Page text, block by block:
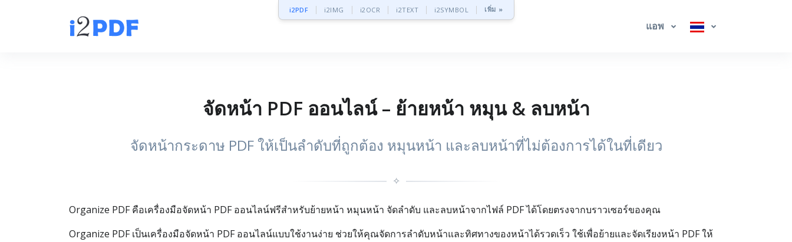
i2PDF i2IMG i2OCR i2TEXT i2SYMBOL เพิ่ม »
แอพ
จัดหน้า PDF ออนไลน์ – ย้ายหน้า หมุน & ลบหน้า
จัดหน้ากระดาษ PDF ให้เป็นลำดับที่ถูกต้อง หมุนหน้า และลบหน้าที่ไม่ต้องการได้ในที่เดียว
✧
Organize PDF คือเครื่องมือจัดหน้า PDF ออนไลน์ฟรีสำหรับย้ายหน้า หมุนหน้า จัดลำดับ และลบหน้าจากไฟล์ PDF ได้โดยตรงจากบราวเซอร์ของคุณ
Organize PDF เป็นเครื่องมือจัดหน้า PDF ออนไลน์แบบใช้งานง่าย ช่วยให้คุณจัดการลำดับหน้าและทิศทางของหน้าได้รวดเร็ว ใช้เพื่อย้ายและจัดเรียงหน้า PDF ให้